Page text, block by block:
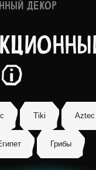
ДЕКОР
которые
Tiki Aztec
Грибы